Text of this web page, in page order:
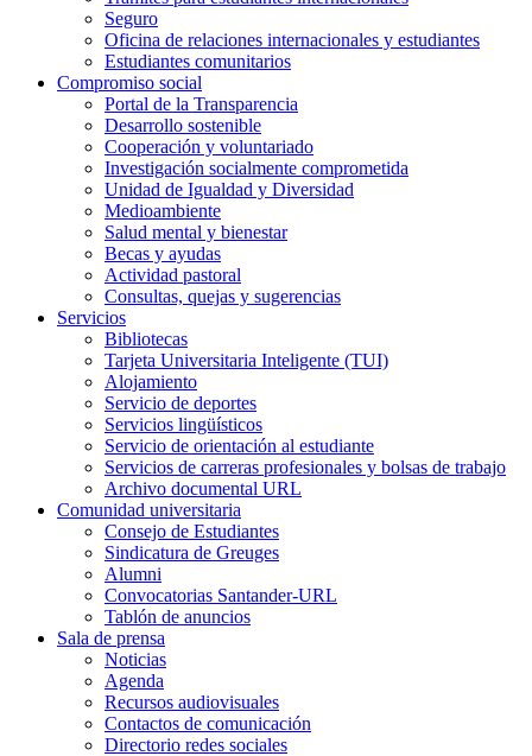
Seguro
Oficina de relaciones internacionales y estudiantes
Estudiantes comunitarios
Compromiso social
Portal de la Transparencia
Desarrollo sostenible
Cooperación y voluntariado
Investigación socialmente comprometida
Unidad de Igualdad y Diversidad
Medioambiente
Salud mental y bienestar
Becas y ayudas
Actividad pastoral
Consultas, quejas y sugerencias
Servicios
Bibliotecas
Tarjeta Universitaria Inteligente (TUI)
Alojamiento
Servicio de deportes
Servicios lingüísticos
Servicio de orientación al estudiante
Servicios de carreras profesionales y bolsas de trabajo
Archivo documental URL
Comunidad universitaria
Consejo de Estudiantes
Sindicatura de Greuges
Alumni
Convocatorias Santander-URL
Tablón de anuncios
Sala de prensa
Noticias
Agenda
Recursos audiovisuales
Contactos de comunicación
Directorio redes sociales